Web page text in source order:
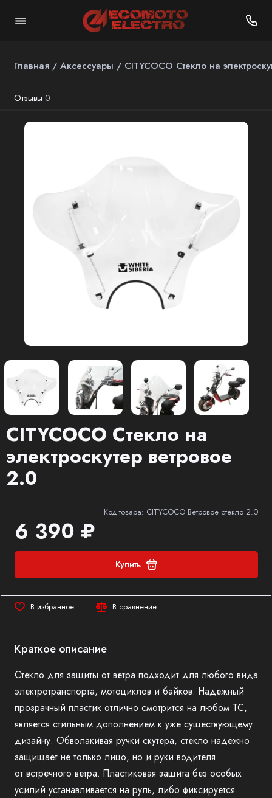
Главная Аксессуары CITYCOCO Стекло на
Отзывы 0
CITYCOCO Стекло на
электроскутер ветровое
2.0
Код товара: CITYCOCO Ветровое стекло 2.0
6 390 ₽
Купить
В избранное В сравнение
Краткое описание
Стекло для защиты от ветра подходит для любого вида
электротранспорта, мотоциклов и байков. Надежный
прозрачный пластик отлично смотрится на любом ТС,
является стильным дополнением к уже существующему
дизайну. Обволакивая ручки скутера, стекло надежно
защищает не только лицо, но и руки водителя
от встречного ветра. Пластиковая защита без особых
усилий устанавливается на руль, либо фиксируется